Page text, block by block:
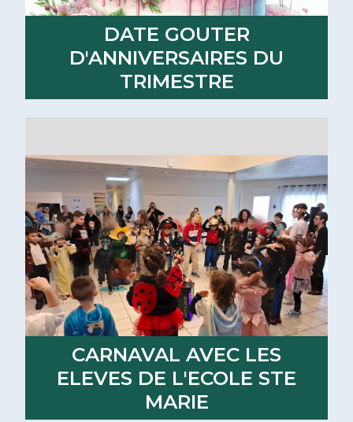
DATE GOUTER
D'ANNIVERSAIRES DU
TRIMESTRE
CARNAVAL AVEC LES
ELEVES DE L'ECOLE STE
MARIE